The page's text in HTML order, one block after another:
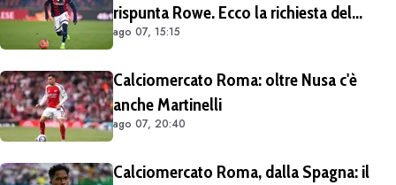
rispunta Rowe. Ecco la richiesta del
Bologna
ago 07, 15:15
Calciomercato Roma: oltre Nusa c'è
anche Martinelli
ago 07, 20:40
Calciomercato Roma, dalla Spagna: il